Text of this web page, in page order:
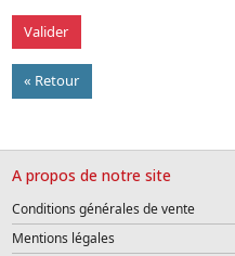
« Retour
A propos de notre site
Conditions générales de vente
Mentions légales